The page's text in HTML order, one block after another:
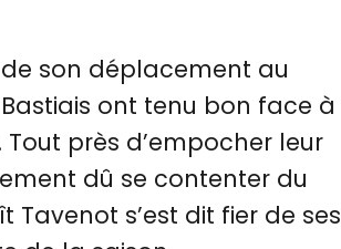
son déplacement au
ont tenu bon face à
près d’empocher leur
dû se contenter du
Tavenot s’est dit fier de ses